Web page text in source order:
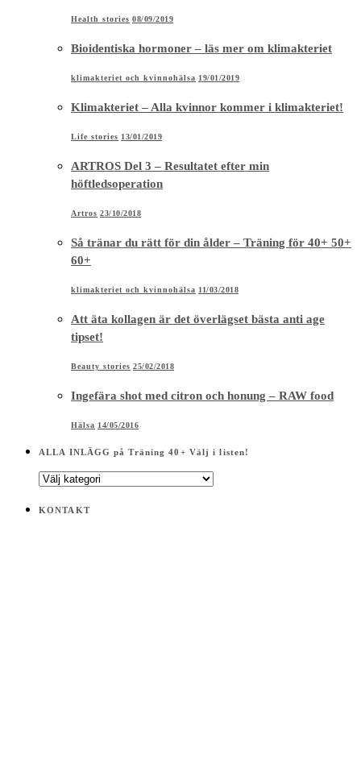
Health stories 08/09/2019
Bioidentiska hormoner – läs mer om klimakteriet
klimakteriet och kvinnohälsa 19/01/2019
Klimakteriet – Alla kvinnor kommer i klimakteriet!
Life stories 13/01/2019
ARTROS Del 3 – Resultatet efter min
höftledsoperation
Artros 23/10/2018
Så tränar du rätt för din ålder – Träning för 40+ 50+
60+
klimakteriet och kvinnohälsa 11/03/2018
Att äta kollagen är det överlägset bästa anti age
tipset!
Beauty stories 25/02/2018
Ingefära shot med citron och honung – RAW food
Hälsa 14/05/2016
ALLA INLÄGG på Träning 40+ Välj i listen!
ALLA
på
KONTAKT